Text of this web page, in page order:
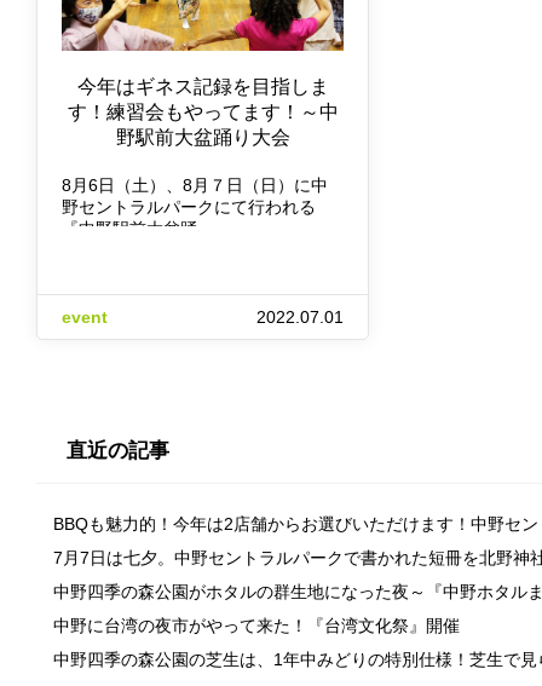
今年はギネス記録を目指しま
す！練習会もやってます！～中
野駅前大盆踊り大会
8月6日（土）、8月７日（日）に中
野セントラルパークにて行われる
『中野駅前大盆踊…
event 2022.07.01
直近の記事
BBQも魅力的！今年は2店舗からお選びいただけます！中野セ
7月7日は七夕。中野セントラルパークで書かれた短冊を北野神
中野四季の森公園がホタルの群生地になった夜～『中野ホタル
中野に台湾の夜市がやって来た！『台湾文化祭』開催
中野四季の森公園の芝生は、1年中みどりの特別仕様！芝生で